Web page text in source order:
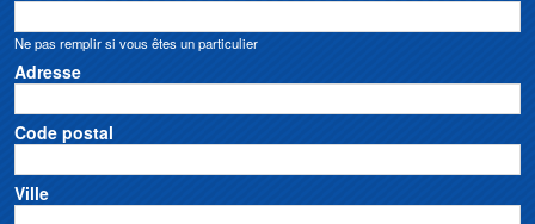
Ne pas remplir si vous êtes un particulier
Adresse
Code postal
Ville